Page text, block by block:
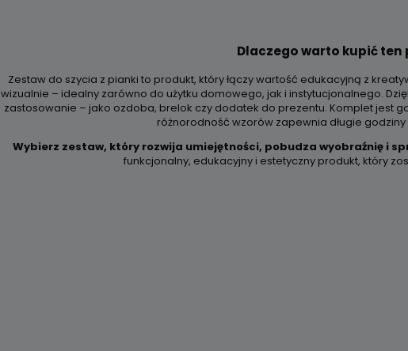
Dlaczego warto kupić ten
Zestaw do szycia z pianki to produkt, który łączy wartość edukacyjną z
wizualnie – idealny zarówno do użytku domowego, jak i instytucjonalnego.
zastosowanie – jako ozdoba, brelok czy dodatek do prezentu. Komplet jest
różnorodność wzorów zapewnia długie
Wybierz zestaw, który rozwija umiejętności, pobudza wyobraźnię i
funkcjonalny, edukacyjny i estetyczny produkt, który